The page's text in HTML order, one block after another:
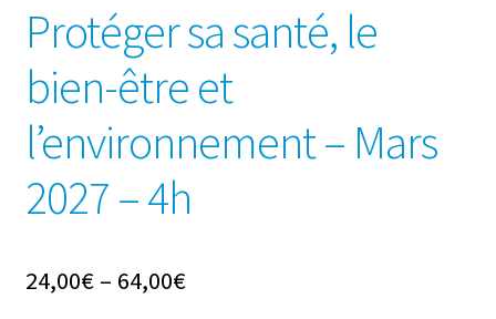
Protéger sa santé, le
bien-être et
l’environnement – Mars
2027 – 4h
24,00€– 64,00€